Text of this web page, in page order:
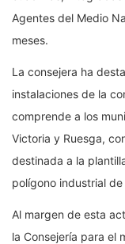
Agentes del Medio
meses.
La consejera ha
instalaciones de la
comprende a los
Victoria y Ruesga,
destinada a la
polígono industrial
Al margen de esta
la Consejería para el